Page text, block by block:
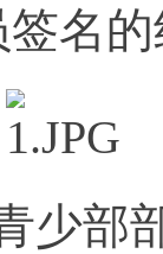
名
少部